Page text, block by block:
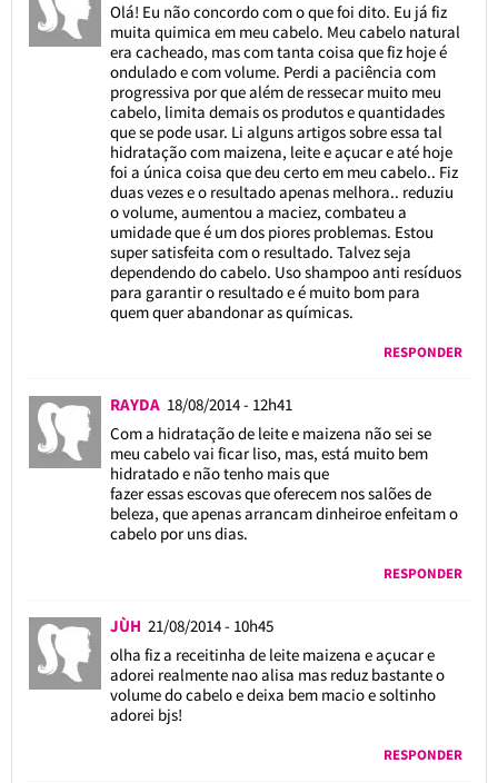
Olá! Eu não concordo com o que foi dito. Eu já fiz
muita quimica em meu cabelo. Meu cabelo natural
era cacheado, mas com tanta coisa que fiz hoje é
ondulado e com volume. Perdi a paciência com
progressiva por que além de ressecar muito meu
cabelo, limita demais os produtos e quantidades
que se pode usar. Li alguns artigos sobre essa tal
hidratação com maizena, leite e açucar e até hoje
foi a única coisa que deu certo em meu cabelo.. Fiz
duas vezes e o resultado apenas melhora.. reduziu
o volume, aumentou a maciez, combateu a
umidade que é um dos piores problemas. Estou
super satisfeita com o resultado. Talvez seja
dependendo do cabelo. Uso shampoo anti resíduos
para garantir o resultado e é muito bom para
quem quer abandonar as químicas.
RESPONDER
RAYDA 18/08/2014 - 12h41
Com a hidratação de leite e maizena não sei se
meu cabelo vai ficar liso, mas, está muito bem
hidratado e não tenho mais que
fazer essas escovas que oferecem nos salões de
beleza, que apenas arrancam dinheiroe enfeitam o
cabelo por uns dias.
RESPONDER
JÙH 21/08/2014 - 10h45
olha fiz a receitinha de leite maizena e açucar e
adorei realmente nao alisa mas reduz bastante o
volume do cabelo e deixa bem macio e soltinho
adorei bjs!
RESPONDER